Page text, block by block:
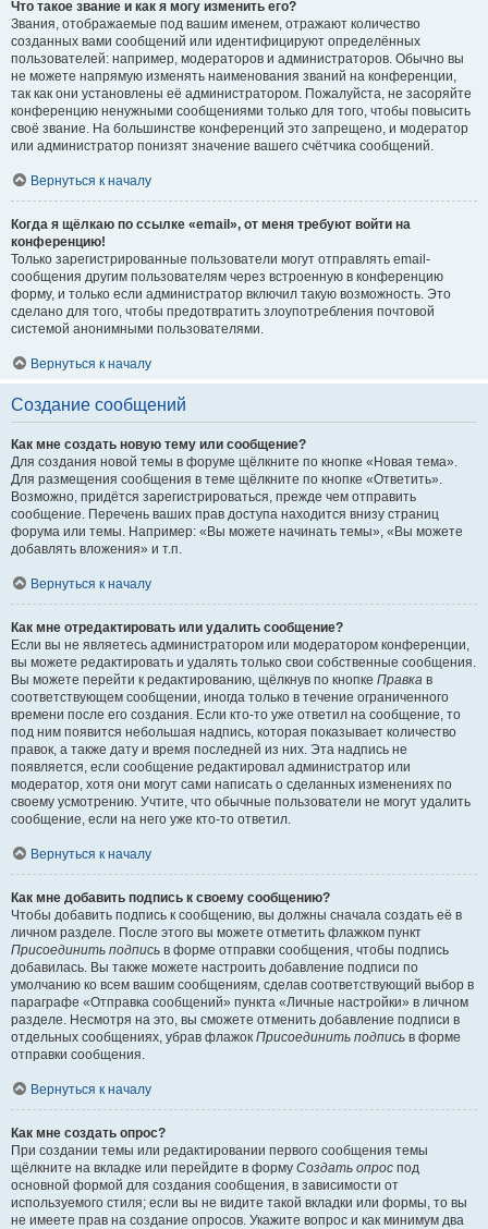
Что такое звание и как я могу изменить его?
Звания, отображаемые под вашим именем, отражают количество
созданных вами сообщений или идентифицируют определённых
пользователей: например, модераторов и администраторов. Обычно вы
не можете напрямую изменять наименования званий на конференции,
так как они установлены её администратором. Пожалуйста, не засоряйте
конференцию ненужными сообщениями только для того, чтобы повысить
своё звание. На большинстве конференций это запрещено, и модератор
или администратор понизят значение вашего счётчика сообщений.
Вернуться к началу
Когда я щёлкаю по ссылке «email», от меня требуют войти на
конференцию!
Только зарегистрированные пользователи могут отправлять email-
сообщения другим пользователям через встроенную в конференцию
форму, и только если администратор включил такую возможность. Это
сделано для того, чтобы предотвратить злоупотребления почтовой
системой анонимными пользователями.
Вернуться к началу
Создание сообщений
Как мне создать новую тему или сообщение?
Для создания новой темы в форуме щёлкните по кнопке «Новая тема».
Для размещения сообщения в теме щёлкните по кнопке «Ответить».
Возможно, придётся зарегистрироваться, прежде чем отправить
сообщение. Перечень ваших прав доступа находится внизу страниц
форума или темы. Например: «Вы можете начинать темы», «Вы можете
добавлять вложения» и т.п.
Вернуться к началу
Как мне отредактировать или удалить сообщение?
Если вы не являетесь администратором или модератором конференции,
вы можете редактировать и удалять только свои собственные сообщения.
Вы можете перейти к редактированию, щёлкнув по кнопке Правка в
соответствующем сообщении, иногда только в течение ограниченного
времени после его создания. Если кто-то уже ответил на сообщение, то
под ним появится небольшая надпись, которая показывает количество
правок, а также дату и время последней из них. Эта надпись не
появляется, если сообщение редактировал администратор или
модератор, хотя они могут сами написать о сделанных изменениях по
своему усмотрению. Учтите, что обычные пользователи не могут удалить
сообщение, если на него уже кто-то ответил.
Вернуться к началу
Как мне добавить подпись к своему сообщению?
Чтобы добавить подпись к сообщению, вы должны сначала создать её в
личном разделе. После этого вы можете отметить флажком пункт
Присоединить подпись в форме отправки сообщения, чтобы подпись
добавилась. Вы также можете настроить добавление подписи по
умолчанию ко всем вашим сообщениям, сделав соответствующий выбор в
параграфе «Отправка сообщений» пункта «Личные настройки» в личном
разделе. Несмотря на это, вы сможете отменить добавление подписи в
отдельных сообщениях, убрав флажок Присоединить подпись в форме
отправки сообщения.
Вернуться к началу
Как мне создать опрос?
При создании темы или редактировании первого сообщения темы
щёлкните на вкладке или перейдите в форму Создать опрос под
основной формой для создания сообщения, в зависимости от
используемого стиля; если вы не видите такой вкладки или формы, то вы
не имеете прав на создание опросов. Укажите вопрос и как минимум два